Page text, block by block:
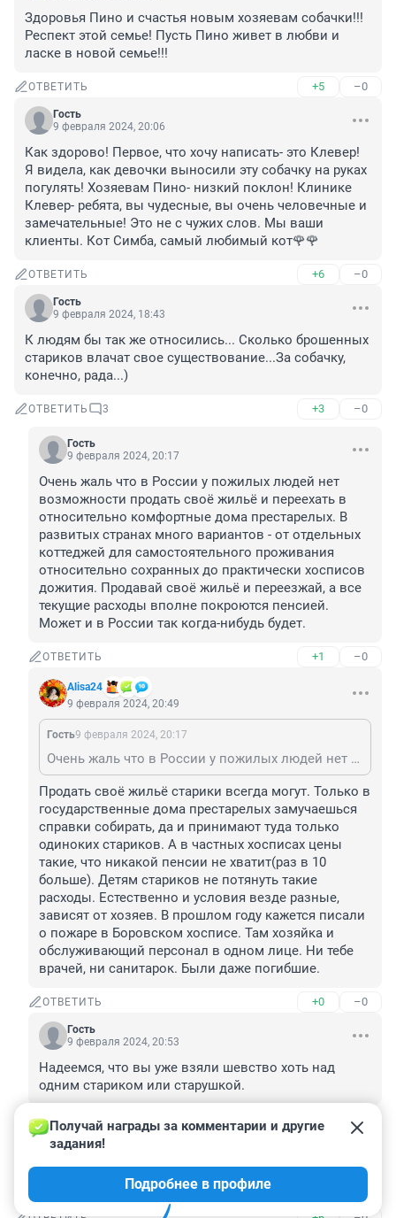
Здоровья Пино и счастья новым хозяевам собачки!!!
Респект этой семье! Пусть Пино живет в любви и
ласке в новой семье!!!
ОТВЕТИТЬ +5 –0
Гость
9 февраля 2024, 20:06
Как здорово! Первое, что хочу написать- это Клевер!
Я видела, как девочки выносили эту собачку на руках
погулять! Хозяевам Пино- низкий поклон! Клинике
Клевер- ребята, вы чудесные, вы очень человечные и
замечательные! Это не с чужих слов. Мы ваши
клиенты. Кот Симба, самый любимый кот🌹🌹
ОТВЕТИТЬ +6 –0
Гость
9 февраля 2024, 18:43
К людям бы так же относились... Сколько брошенных
стариков влачат свое существование...За собачку,
конечно, рада...)
ОТВЕТИТЬ 3 +3 –0
Гость
9 февраля 2024, 20:17
Очень жаль что в России у пожилых людей нет
возможности продать своё жильё и переехать в
относительно комфортные дома престарелых. В
развитых странах много вариантов - от отдельных
коттеджей для самостоятельного проживания
относительно сохранных до практически хосписов
дожития. Продавай своё жильё и переезжай, а все
текущие расходы вполне покроются пенсией.
Может и в России так когда-нибудь будет.
ОТВЕТИТЬ +1 –0
Alisa24
9 февраля 2024, 20:49
Гость9 февраля 2024, 20:17
Очень жаль что в России у пожилых людей нет возможности продать своё жильё и переехать в относительно комфортные дома престарелых. В развитых странах много вариантов - от отдельных коттеджей для самостоятельного проживания относительно сохранных до практически хосписов дожития. Продавай своё жильё и переезжай, а все текущие расходы вполне покроются пенсией. Может и в России так когда-нибудь будет.
Продать своё жильё старики всегда могут. Только в
государственные дома престарелых замучаешься
справки собирать, да и принимают туда только
одиноких стариков. А в частных хосписах цены
такие, что никакой пенсии не хватит(раз в 10
больше). Детям стариков не потянуть такие
расходы. Естественно и условия везде разные,
зависят от хозяев. В прошлом году кажется писали
о пожаре в Боровском хосписе. Там хозяйка и
обслуживающий персонал в одном лице. Ни тебе
врачей, ни санитарок. Были даже погибшие.
ОТВЕТИТЬ +0 –0
Гость
9 февраля 2024, 20:53
Надеемся, что вы уже взяли шевство хоть над
одним стариком или старушкой.
ОТВЕТИТЬ –0
Гость
Спасибо добрые люди!
Получай награды за комментарии и другие
задания!
Подробнее в профиле